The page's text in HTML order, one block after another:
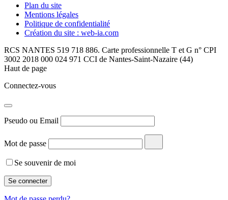
Plan du site
Mentions légales
Politique de confidentialité
Création du site : web-ia.com
RCS NANTES 519 718 886. Carte professionnelle T et G n° CPI
3002 2018 000 024 971 CCI de Nantes-Saint-Nazaire (44)
Haut de page
Connectez-vous
Pseudo ou Email
Mot de passe
Se souvenir de moi